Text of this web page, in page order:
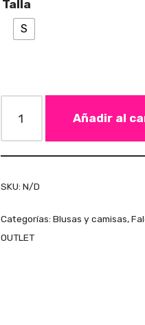
Talla
S
Añadir al
SKU: N/D
Categorías: Blusas y camisas,
OUTLET